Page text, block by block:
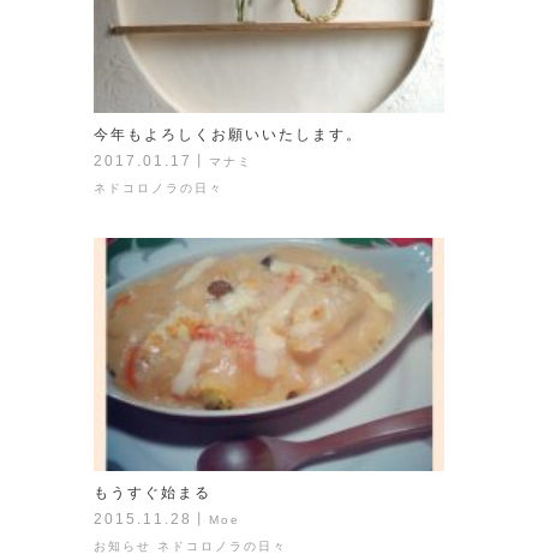
今年もよろしくお願いいたします。
2017.01.17
マナミ
ネドコロノラの日々
もうすぐ始まる
2015.11.28
Moe
お知らせ
ネドコロノラの日々